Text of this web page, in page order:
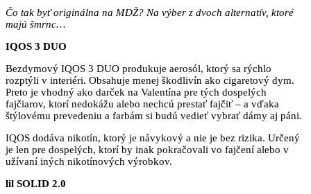
Čo tak byť originálna na MDŽ? Na výber z dvoch alternatív, ktoré
majú šmrnc…
IQOS 3 DUO
Bezdymový IQOS 3 DUO produkuje aerosól, ktorý sa rýchlo
rozptýli v interiéri. Obsahuje menej škodlivín ako cigaretový dym.
Preto je vhodný ako darček na Valentína pre tých dospelých
fajčiarov, ktorí nedokážu alebo nechcú prestať fajčiť – a vďaka
štýlovému prevedeniu a farbám si budú vedieť vybrať dámy aj páni.
IQOS dodáva nikotín, ktorý je návykový a nie je bez rizika. Určený
je len pre dospelých, ktorí by inak pokračovali vo fajčení alebo v
užívaní iných nikotínových výrobkov.
lil SOLID 2.0